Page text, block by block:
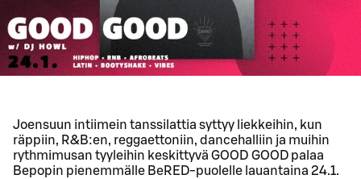
Joensuun intiimein tanssilattia syttyy liekkeihin, kun
räppiin, R&B:en, reggaettoniin, dancehalliin ja muihin
rythmimusan tyyleihin keskittyvä GOOD GOOD palaa
Bepopin pienemmälle BeRED-puolelle lauantaina 24.1.